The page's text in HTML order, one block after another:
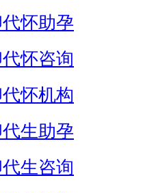
怀助孕
怀咨询
怀机构
生助孕
生咨询